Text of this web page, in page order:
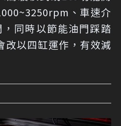
、車速介
同時以節能油門踩踏
改以四缸運作，有效減